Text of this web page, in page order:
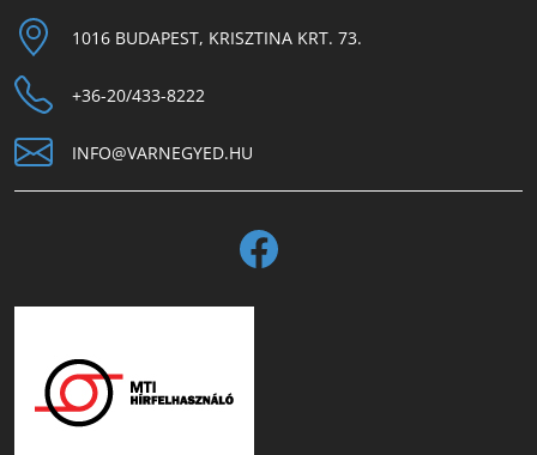
1016 BUDAPEST, KRISZTINA KRT. 73.
+36-20/433-8222
INFO@VARNEGYED.HU